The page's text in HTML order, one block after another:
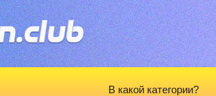
В какой категории?